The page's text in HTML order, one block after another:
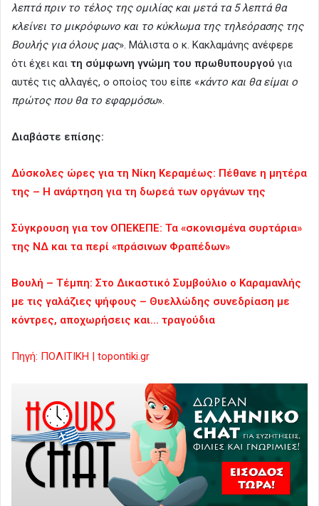
λεπτά πριν το τέλος της ομιλίας και μετά τα 5 λεπτά θα
κλείνει το μικρόφωνο και το κύκλωμα της τηλεόρασης της
Βουλής για όλους μας». Μάλιστα ο κ. Κακλαμάνης ανέφερε
ότι έχει και τη σύμφωνη γνώμη του πρωθυπουργού για
αυτές τις αλλαγές, ο οποίος του είπε «κάντο και θα είμαι ο
πρώτος που θα το εφαρμόσω».
Διαβάστε επίσης:
Δύσκολες ώρες για τη Νίκη Κεραμέως: Πέθανε η μητέρα
της – Η ανάρτηση για τη δωρεά των οργάνων της
Σύγκρουση για τον ΟΠΕΚΕΠΕ: Τα «σκονισμένα συρτάρια»
της ΝΔ και τα περί «πράσινων Φραπέδων»
Βουλή – Τέμπη: Στο Δικαστικό Συμβούλιο ο Καραμανλής
με τις γαλάζιες ψήφους – Θυελλώδης συνεδρίαση με
κόντρες, αποχωρήσεις και… τραγούδια
Πηγή: ΠΟΛΙΤΙΚΗ | topontiki.gr